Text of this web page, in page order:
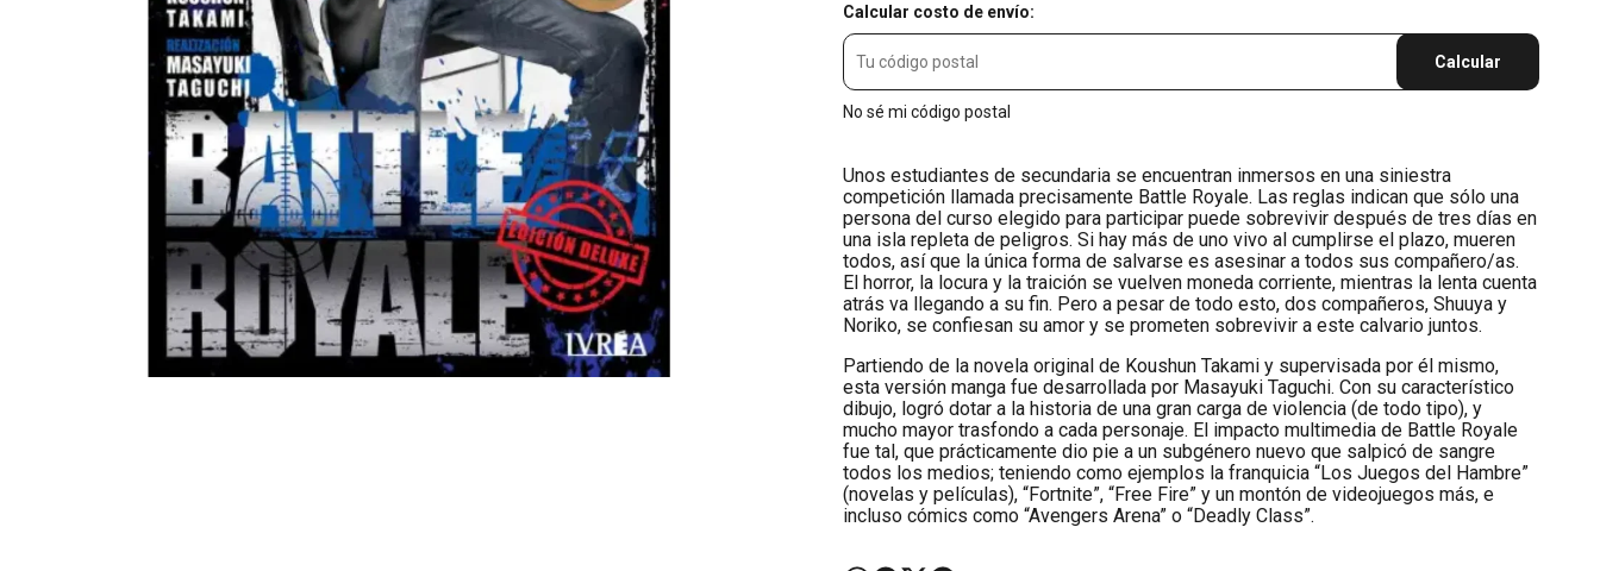
Calcular costo de envío:
Calcular
No sé mi código postal
Unos estudiantes de secundaria se encuentran inmersos en una siniestra
competición llamada precisamente Battle Royale. Las reglas indican que sólo una
persona del curso elegido para participar puede sobrevivir después de tres días en
una isla repleta de peligros. Si hay más de uno vivo al cumplirse el plazo, mueren
todos, así que la única forma de salvarse es asesinar a todos sus compañero/as.
El horror, la locura y la traición se vuelven moneda corriente, mientras la lenta cuenta
atrás va llegando a su fin. Pero a pesar de todo esto, dos compañeros, Shuuya y
Noriko, se confiesan su amor y se prometen sobrevivir a este calvario juntos.
Partiendo de la novela original de Koushun Takami y supervisada por él mismo,
esta versión manga fue desarrollada por Masayuki Taguchi. Con su característico
dibujo, logró dotar a la historia de una gran carga de violencia (de todo tipo), y
mucho mayor trasfondo a cada personaje. El impacto multimedia de Battle Royale
fue tal, que prácticamente dio pie a un subgénero nuevo que salpicó de sangre
todos los medios; teniendo como ejemplos la franquicia “Los Juegos del Hambre”
(novelas y películas), “Fortnite”, “Free Fire” y un montón de videojuegos más, e
incluso cómics como “Avengers Arena” o “Deadly Class”.